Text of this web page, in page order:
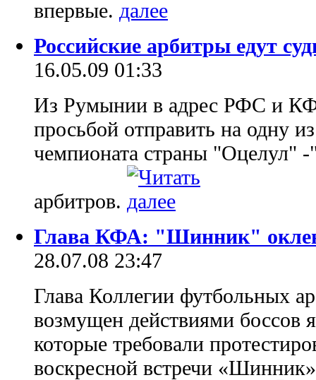
впервые.
Российские арбитры едут
16.05.09 01:33
Из Румынии в адрес РФС и
просьбой отправить на одну
чемпионата страны "Оцелул"
арбитров.
Глава КФА: "Шинник"
28.07.08 23:47
Глава Коллегии футбольных
возмущен действиями боссов
которые требовали
воскресной встречи